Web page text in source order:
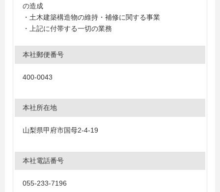
の造成
・土木建築構造物の維持・補修に関する事業
・上記に付帯する一切の業務
本社郵便番号
400-0043
本社所在地
山梨県甲府市国母2-4-19
本社電話番号
055-233-7196